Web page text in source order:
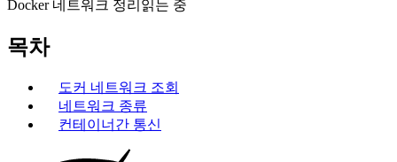
Docker 네트워크 정리 읽는 중
목차
도커 네트워크 조회
네트워크 종류
컨테이너간 통신